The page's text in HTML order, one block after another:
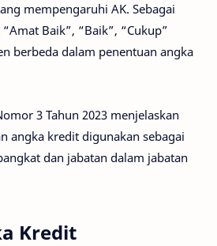
mempengaruhi AK. Sebagai
Baik”, “Baik”, “Cukup”
berbeda dalam penentuan angka
3 Tahun 2023 menjelaskan
angka kredit digunakan sebagai
dan jabatan dalam jabatan
Kredit